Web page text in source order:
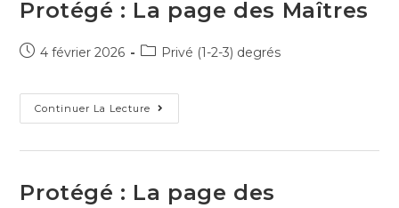
Protégé : La page des Maîtres
4 février 2026 Privé (1-2-3) degrés
Continuer La Lecture
Protégé : La page des